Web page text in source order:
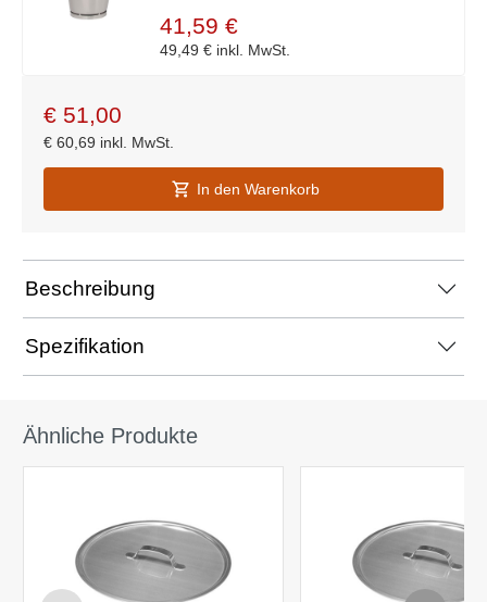
41,59 €
49,49 € inkl. MwSt.
€ 51,00
€ 60,69 inkl. MwSt.
In den Warenkorb
Beschreibung
Spezifikation
Ähnliche Produkte